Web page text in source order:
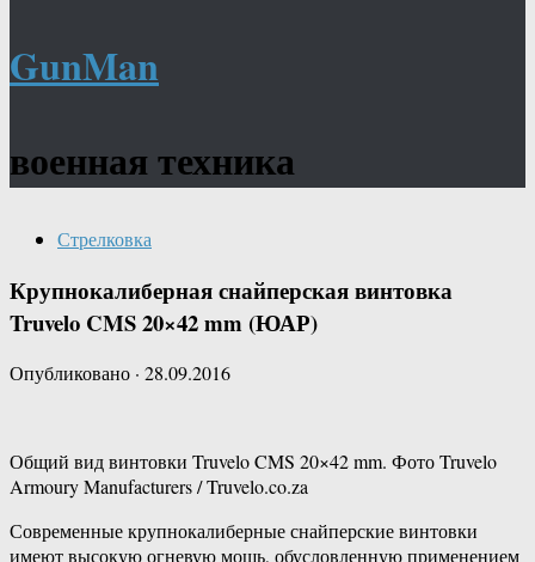
GunMan
военная техника
Стрелковка
Крупнокалиберная снайперская винтовка
Truvelo CMS 20×42 mm (ЮАР)
Опубликовано · 28.09.2016
Общий вид винтовки Truvelo CMS 20×42 mm. Фото Truvelo
Armoury Manufacturers / Truvelo.co.za
Современные крупнокалиберные снайперские винтовки
имеют высокую огневую мощь, обусловленную применением